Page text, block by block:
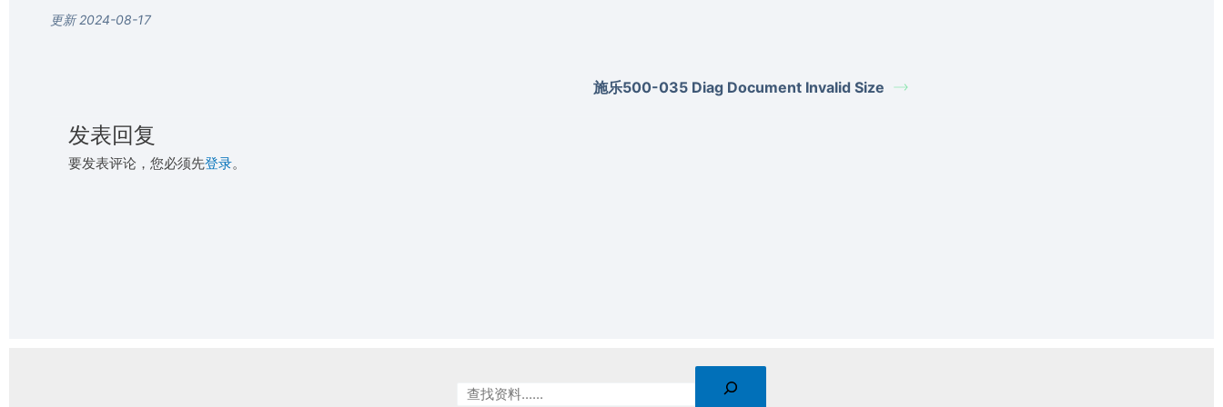
更新 2024-08-17
施乐500-035 Diag Document Invalid Size
发表回复
要发表评论，您必须先登录。